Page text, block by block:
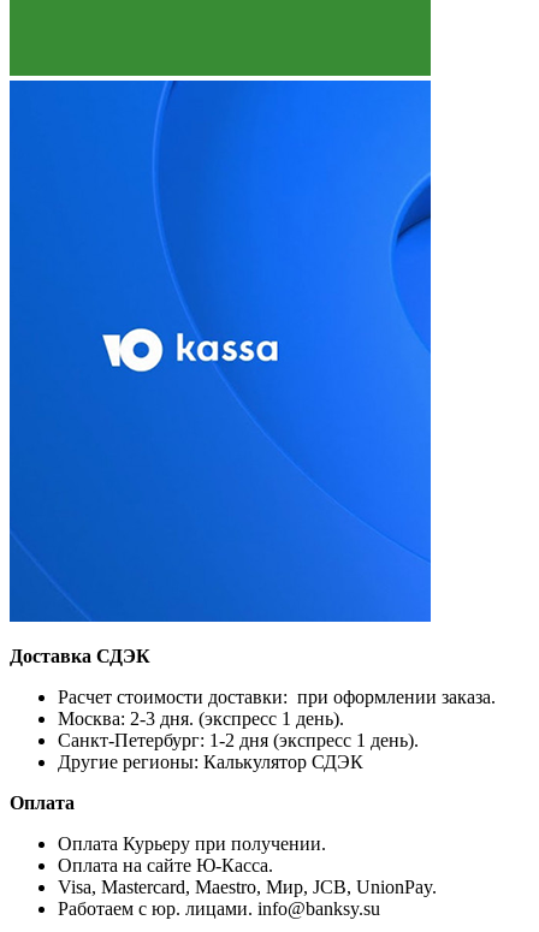
Доставка СДЭК
Расчет стоимости доставки: при оформлении заказа.
Москва: 2-3 дня. (экспресс 1 день).
Санкт-Петербург: 1-2 дня (экспресс 1 день).
Другие регионы: Калькулятор СДЭК
Оплата
Оплата Курьеру при получении.
Оплата на сайте Ю-Касса.
Visa, Mastercard, Maestro, Мир, JCB, UnionPay.
Работаем с юр. лицами. info@banksy.su